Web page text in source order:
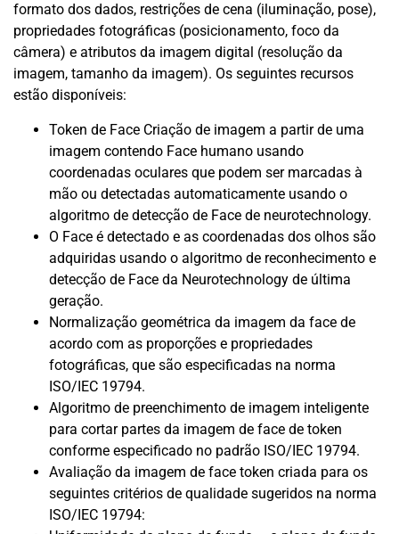
formato dos dados, restrições de cena (iluminação, pose),
propriedades fotográficas (posicionamento, foco da
câmera) e atributos da imagem digital (resolução da
imagem, tamanho da imagem). Os seguintes recursos
estão disponíveis:
Token de Face Criação de imagem a partir de uma
imagem contendo Face humano usando
coordenadas oculares que podem ser marcadas à
mão ou detectadas automaticamente usando o
algoritmo de detecção de Face de neurotechnology.
O Face é detectado e as coordenadas dos olhos são
adquiridas usando o algoritmo de reconhecimento e
detecção de Face da Neurotechnology de última
geração.
Normalização geométrica da imagem da face de
acordo com as proporções e propriedades
fotográficas, que são especificadas na norma
ISO/IEC 19794.
Algoritmo de preenchimento de imagem inteligente
para cortar partes da imagem de face de token
conforme especificado no padrão ISO/IEC 19794.
Avaliação da imagem de face token criada para os
seguintes critérios de qualidade sugeridos na norma
ISO/IEC 19794: